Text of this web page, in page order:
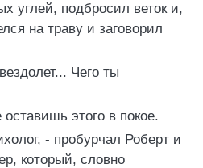
углей, подбросил веток и,
на траву и заговорил
Чего ты
этого в покое.
- пробурчал Роберт и
который, словно